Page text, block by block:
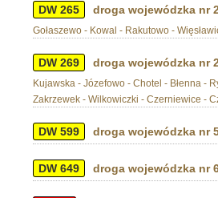
DW 265 droga wojewódzka nr
Gołaszewo - Kowal - Rakutowo -
DW 269 droga wojewódzka nr
Kujawska - Józefowo - Chotel - Błenna -
Zakrzewek - Wilkowiczki - Czerniewice -
DW 599 droga wojewódzka nr
DW 649 droga wojewódzka nr